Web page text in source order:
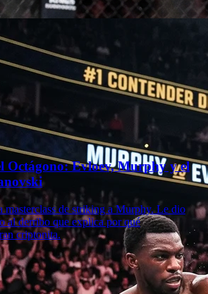
Octágono: Evloev, Murphy y el
masterclass de striking a Murphy. Le dio
al derribo que explica por qué
criptonita.